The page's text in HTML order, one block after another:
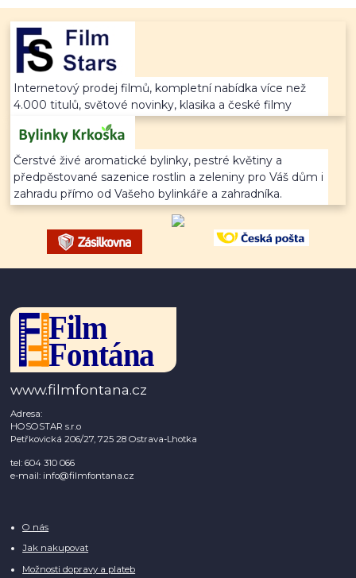
Internetový prodej filmů, kompletní nabídka více než
4.000 titulů, světové novinky, klasika a české filmy
Čerstvé živé aromatické bylinky, pestré květiny a
předpěstované sazenice rostlin a zeleniny pro Váš dům i
zahradu přímo od Vašeho bylinkáře a zahradníka.
www.filmfontana.cz
Adresa:
HOSOSTAR s.r.o
Petřkovická 206/27, 725 28 Ostrava-Lhotka
tel: 604 310 066
e-mail: info@filmfontana.cz
O nás
Jak nakupovat
Možnosti dopravy a plateb